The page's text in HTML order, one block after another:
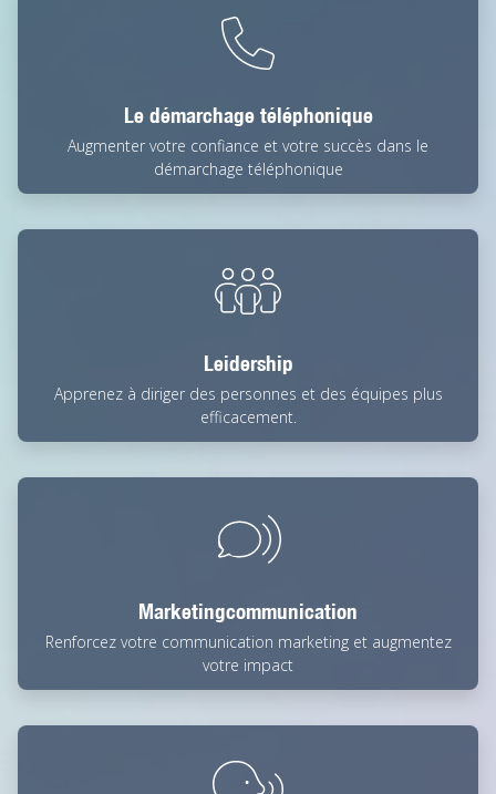
Le démarchage téléphonique
Augmenter votre confiance et votre succès dans le
démarchage téléphonique
Leidership
Apprenez à diriger des personnes et des équipes plus
efficacement.
Marketingcommunication
Renforcez votre communication marketing et augmentez
votre impact